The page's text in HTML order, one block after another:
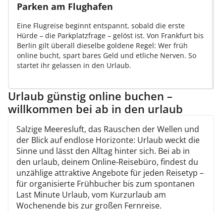
Parken am Flughafen
Eine Flugreise beginnt entspannt, sobald die erste
Hürde – die Parkplatzfrage – gelöst ist. Von Frankfurt bis
Berlin gilt überall dieselbe goldene Regel: Wer früh
online bucht, spart bares Geld und etliche Nerven. So
startet ihr gelassen in den Urlaub.
Urlaub günstig online buchen –
willkommen bei ab in den urlaub
Salzige Meeresluft, das Rauschen der Wellen und
der Blick auf endlose Horizonte: Urlaub weckt die
Sinne und lässt den Alltag hinter sich. Bei ab in
den urlaub, deinem Online-Reisebüro, findest du
unzählige attraktive Angebote für jeden Reisetyp –
für organisierte Frühbucher bis zum spontanen
Last Minute Urlaub, vom Kurzurlaub am
Wochenende bis zur großen Fernreise.